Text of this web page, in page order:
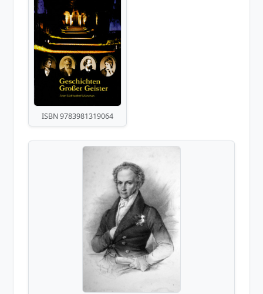
ISBN 9783981319064